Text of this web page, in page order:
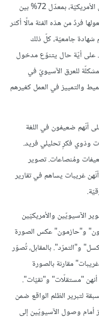
هذه الفئة هي الأسرع نموًّا في سوق العمل الأمريكيّة، بمعدّل 72% بين
يعولها فردٌ من هذه الفئة مالًا أكثر
شهادة جامعيّة، كلّ ذلك
على أيّة حال يتنوّع مدخول
للعرق الآسيويّ في
والتمييز في العمل كغيرهم
أنّهم ضعيفون في اللغة
وذوي فكرٍ تحليلي فريد.
ومُنصاعات. تصوير
غريبات يساهم في تقارير
الآسيويّين والأمريكيّين
و"حازمون" عكس الصورة
و"التمرّد". بالمقابل، تُصوّر
مقارنة بالصورة
أنهن "مستقلّات" و"نقيّات".
لتبرير الظلم الواقع ضمن
أمام وصول الآسيويّين إلى